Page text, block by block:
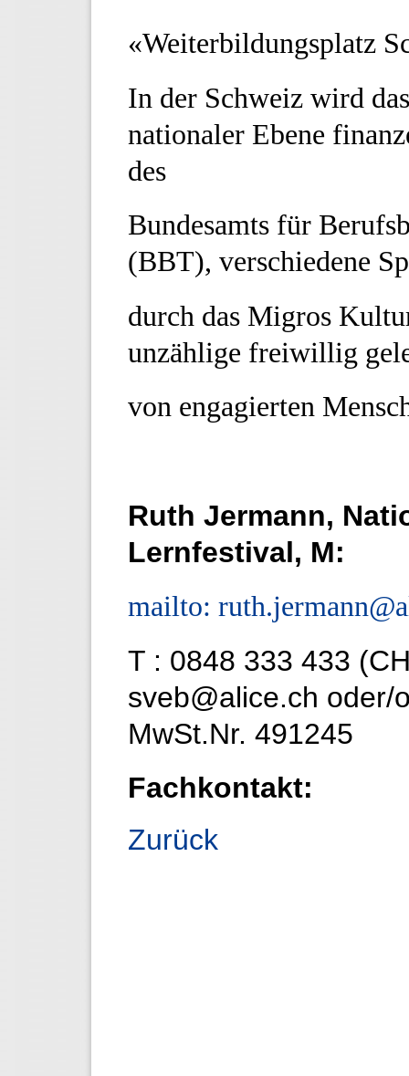
«Weiterbildungsplatz
In der Schweiz wird
nationaler Ebene
des
Bundesamts für
(BBT), verschiedene
durch das Migros
unzählige freiwillig
von engagierten
Ruth Jermann,
Lernfestival, M:
mailto:
T : 0848 333 433
sveb@alice.ch oder/
MwSt.Nr. 491245
Fachkontakt:
Zurück